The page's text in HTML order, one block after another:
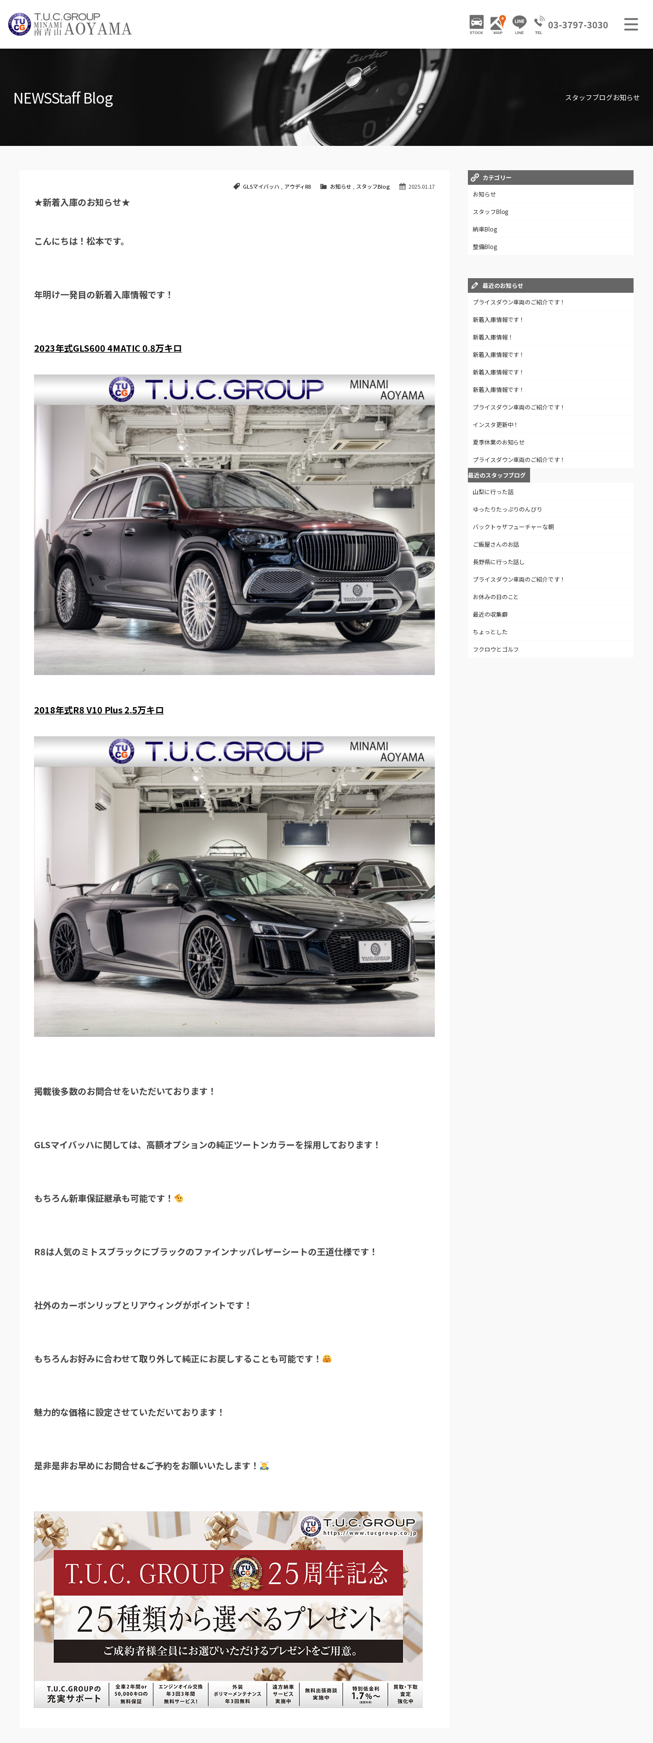
STOCK ACCESS LINE 03-3797-3030
STOCK CAR LIST / 在庫車両情報
PARTS LIST / パーツ情報 SHOP INFO / ショップ情報
NEWS お知らせ
Staff Blog スタッフブログ
2025.01.17
お知らせ, スタッフBlog
GLSマイバッハ アウディR8
★新着入庫のお知らせ★
こんにちは！松本です。
年明け一発目の新着入庫情報です！
2023年式GLS600 4MATIC 0.8万キロ
2018年式R8 V10 Plus 2.5万キロ
掲載後多数のお問合せをいただいております！
GLSマイバッハに関しては、高額オプションの純正ツートンカラーを採用しております！
もちろん新車保証継承も可能です！
R8は人気のミトスブラックにブラックのファインナッパレザーシートの王道仕様です！
社外のカーボンリップとリアウィングがポイントです！
もちろんお好みに合わせて取り外して純正にお戻しすることも可能です！
魅力的な価格に設定させていただいております！
是非是非お早めにお問合せ&ご予約をお願いいたします！
カテゴリー
お知らせ
スタッフBlog
納車Blog
整備Blog
最近のお知らせ
プライスダウン車両のご紹介です！
新着入庫情報です！
新着入庫情報！
新着入庫情報です！
新着入庫情報です！
新着入庫情報です！
プライスダウン車両のご紹介です！
インスタ更新中！
夏季休業のお知らせ
プライスダウン車両のご紹介です！
最近のスタッフブログ
山梨に行った話
ゆったりたっぷりのんびり
バックトゥザフューチャーな朝
ご飯屋さんのお話
長野県に行った話し
プライスダウン車両のご紹介です！
お休みの日のこと
最近の収集癖
ちょっとした
フクロウとゴルフ